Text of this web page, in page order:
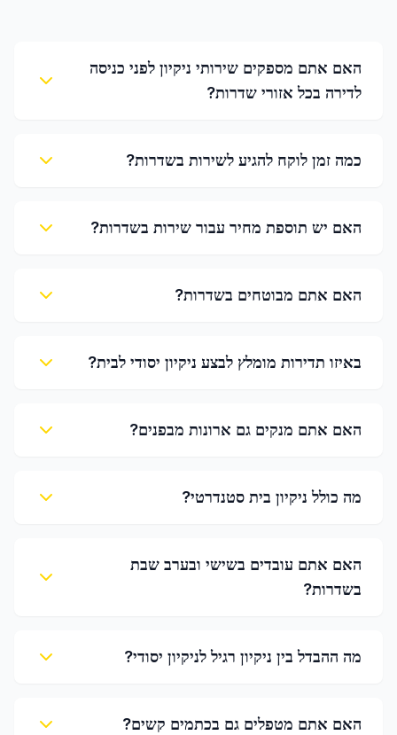
האם אתם מספקים שירותי ניקיון לפני כניסה
לדירה בכל אזורי שדרות?
כמה זמן לוקח להגיע לשירות בשדרות?
האם יש תוספת מחיר עבור שירות בשדרות?
האם אתם מבוטחים בשדרות?
באיזו תדירות מומלץ לבצע ניקיון יסודי לבית?
האם אתם מנקים גם ארונות מבפנים?
מה כולל ניקיון בית סטנדרטי?
האם אתם עובדים בשישי ובערב שבת
בשדרות?
מה ההבדל בין ניקיון רגיל לניקיון יסודי?
האם אתם מטפלים גם בכתמים קשים?